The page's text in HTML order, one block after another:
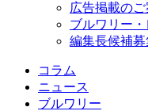
広告掲載のご
ブルワリー
編集長候補募
コラム
ニュース
ブルワリー